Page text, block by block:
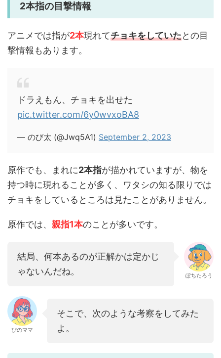
2本指の目撃情報
アニメでは指が2本現れてチョキをしていたとの目
撃情報もあります。
ドラえもん、チョキを出せた
pic.twitter.com/6y0wvxoBA8
— のび太 (@Jwq5A1) September 2, 2023
原作でも、まれに2本指が描かれていますが、物を
持つ時に現れることが多く、ワタシの知る限りでは
チョキをしているところは見たことがありません。
原作では、 親指1本のことが多いです。
結局、何本あるのが正解かは定かじ
ゃないんだね。
ぽちたろう
ぴのママ
そこで、次のような考察をしてみた
よ。